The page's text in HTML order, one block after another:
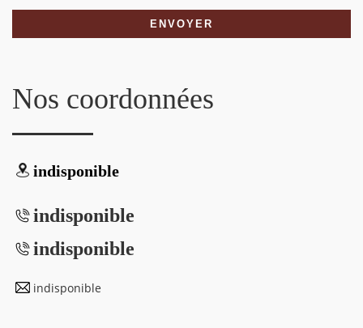
Nos coordonnées
indisponible
indisponible
indisponible
indisponible